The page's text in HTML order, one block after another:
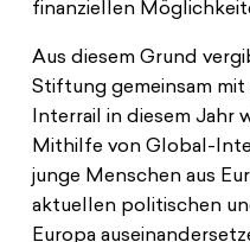
Impressum
finanziellen
Aus diesem Grund
Stiftung gemeinsam
Interrail in diesem Jahr
Mithilfe von Global-
junge Menschen aus
aktuellen politischen
Europa